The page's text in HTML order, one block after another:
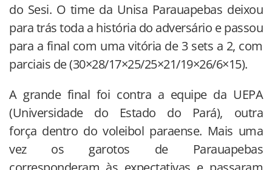
do Sesi. O time da Unisa Parauapebas deixou
para trás toda a história do adversário e passou
para a final com uma vitória de 3 sets a 2, com
parciais de (30×28/17×25/25×21/19×26/6×15).
A grande final foi contra a equipe da UEPA
(Universidade do Estado do Pará), outra
força dentro do voleibol paraense. Mais uma
vez os garotos de Parauapebas